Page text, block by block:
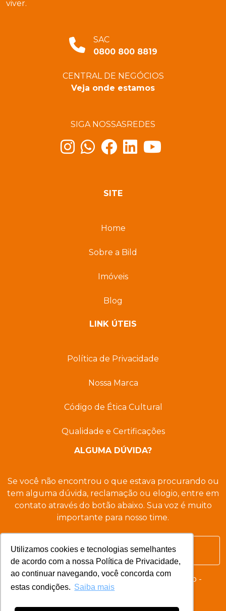
Utilizamos cookies e tecnologias semelhantes
de acordo com a nossa Política de Privacidade,
ao continuar navegando, você concorda com
estas condições. Saiba mais
viver.
SAC
0800 800 8819
CENTRAL DE NEGÓCIOS
Veja onde estamos
SIGA NOSSASREDES
SITE
Home
Sobre a Bild
Imóveis
Blog
LINK ÚTEIS
Política de Privacidade
Nossa Marca
Código de Ética Cultural
Qualidade e Certificações
ALGUMA DÚVIDA?
Se você não encontrou o que estava procurando ou
tem alguma dúvida, reclamação ou elogio, entre em
contato através do botão abaixo. Sua voz é muito
importante para nosso time.
Entre em contato agora
© 2026 - BILD Desenvolvimento Imobiliário -
Desenvolvido por